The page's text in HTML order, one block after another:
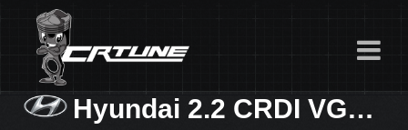
Hyundai 2.2 CRDI VGT 155ch